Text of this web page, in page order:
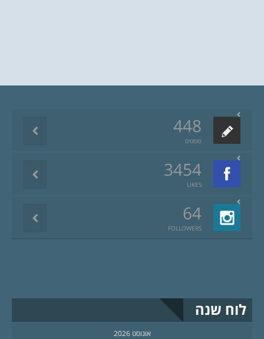
448
פוסטים
3454
LIKES
64
FOLLOWERS
לוח שנה
אוגוסט 2026